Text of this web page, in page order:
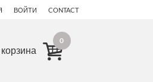
ВОЙТИ CONTACT
0